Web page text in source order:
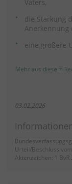
Vaters,
die Stärkung
Anerkennung
eine größere
Mehr aus diesem
03.02.2026
Urteil/Beschluss
Aktenzeichen: 1 BvR